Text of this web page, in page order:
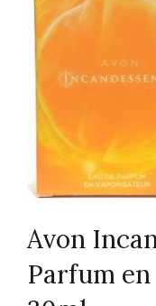
Avon
Parfum